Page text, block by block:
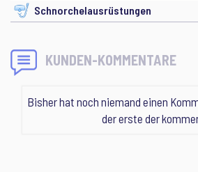
Schnorchelausrüstungen
KUNDEN-KOMMENTARE
Bisher hat noch niemand einen
der erste der